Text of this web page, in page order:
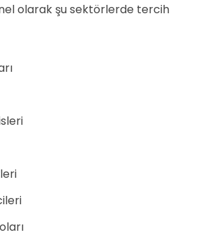
olarak şu sektörlerde tercih